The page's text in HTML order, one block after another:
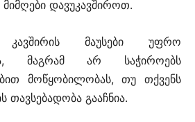
დავუკავშიროთ.
მაუსები უფრო
მაგრამ არ საჭიროებს
მოწყობილობას, თუ თქვენს
თავსებადობა გააჩნია.